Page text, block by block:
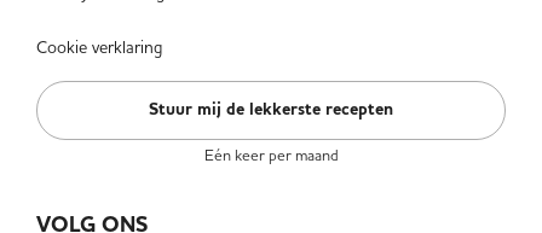
Cookie verklaring
Stuur mij de lekkerste recepten
Eén keer per maand
VOLG ONS